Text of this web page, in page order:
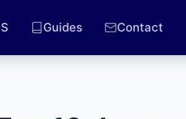
Guides Contact